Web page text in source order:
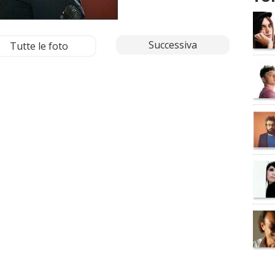
Tutte le foto Successiva